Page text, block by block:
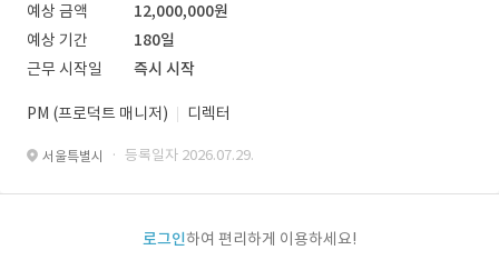
예상 금액
12,000,000원
예상 기간
180일
근무 시작일
즉시 시작
PM (프로덕트 매니저) 디렉터
서울특별시 · 등록일자 2026.07.29.
로그인하여 편리하게 이용하세요!